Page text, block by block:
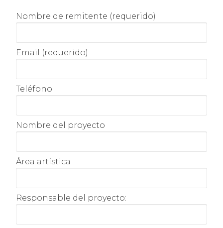
Nombre de remitente (requerido)
Email (requerido)
Teléfono
Nombre del proyecto
Área artística
Responsable del proyecto: